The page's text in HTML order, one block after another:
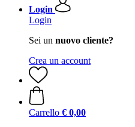
Login
Login
Sei un nuovo cliente?
Crea un account
Carrello € 0,00